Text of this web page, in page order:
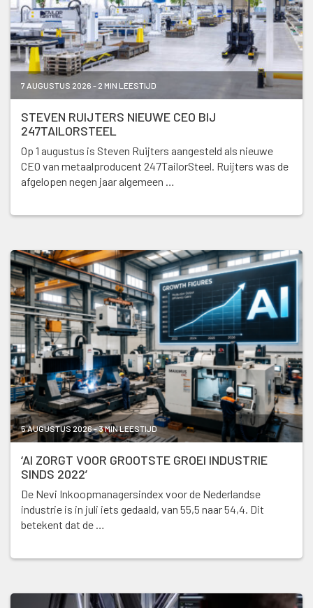
7 AUGUSTUS 2026 - 2 MIN LEESTIJD
STEVEN RUIJTERS NIEUWE CEO BIJ
247TAILORSTEEL
Op 1 augustus is Steven Ruijters aangesteld als nieuwe
CEO van metaalproducent 247TailorSteel. Ruijters was de
afgelopen negen jaar algemeen …
5 AUGUSTUS 2026 - 3 MIN LEESTIJD
‘AI ZORGT VOOR GROOTSTE GROEI INDUSTRIE
SINDS 2022’
De Nevi Inkoopmanagersindex voor de Nederlandse
industrie is in juli iets gedaald, van 55,5 naar 54,4. Dit
betekent dat de …